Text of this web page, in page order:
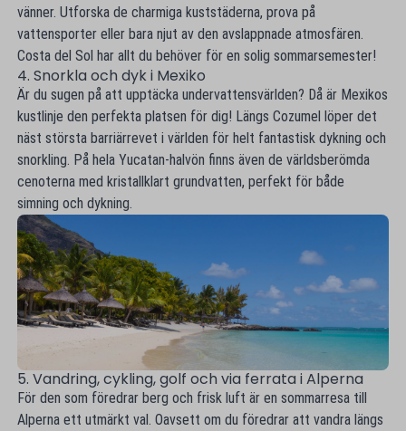
vänner. Utforska de charmiga kuststäderna, prova på
vattensporter eller bara njut av den avslappnade atmosfären.
Costa del Sol har allt du behöver för en solig sommarsemester!
4. Snorkla och dyk i Mexiko
Är du sugen på att upptäcka undervattensvärlden? Då är Mexikos
kustlinje den perfekta platsen för dig! Längs Cozumel löper det
näst största barriärrevet i världen för helt fantastisk dykning och
snorkling. På hela Yucatan-halvön finns även de världsberömda
cenoterna med kristallklart grundvatten, perfekt för både
simning och dykning.
5. Vandring, cykling, golf och via ferrata i Alperna
För den som föredrar berg och frisk luft är en sommarresa till
Alperna ett utmärkt val. Oavsett om du föredrar att vandra längs